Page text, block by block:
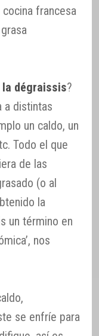
francesa
la dégraissis?
a distintas
un caldo, un
Todo el que
de las
(o al
la
un término en
nos
se enfríe para